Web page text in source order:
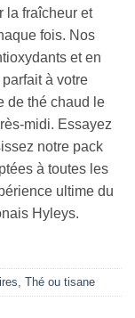
la fraîcheur et
fois. Nos
et en
à votre
de thé chaud le
midi. Essayez
notre pack
à toutes les
ultime du
Hyleys.
, Thé ou tisane